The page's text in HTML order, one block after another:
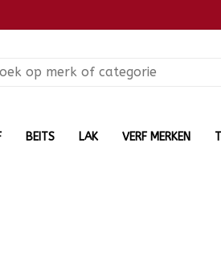
BEITS LAK VERF MERKEN